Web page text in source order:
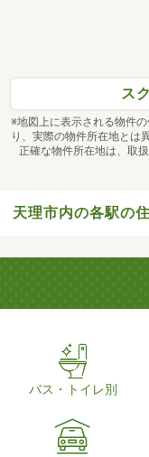
ス
※地図上に表示される物件
り、実際の物件所在地とは
正確な物件所在地は、取
天理市内の各駅の
バス・トイレ別